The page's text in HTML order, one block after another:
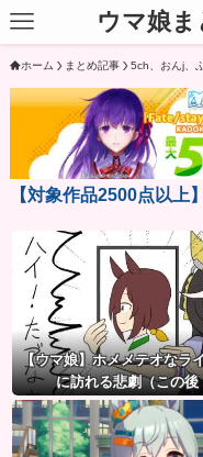
ウマ娘
ホーム まとめ記事 5ch、おんj、
【対象作品2500点以上
【ウマ娘】ホメメテオなラ
に訪れる悲劇（この後